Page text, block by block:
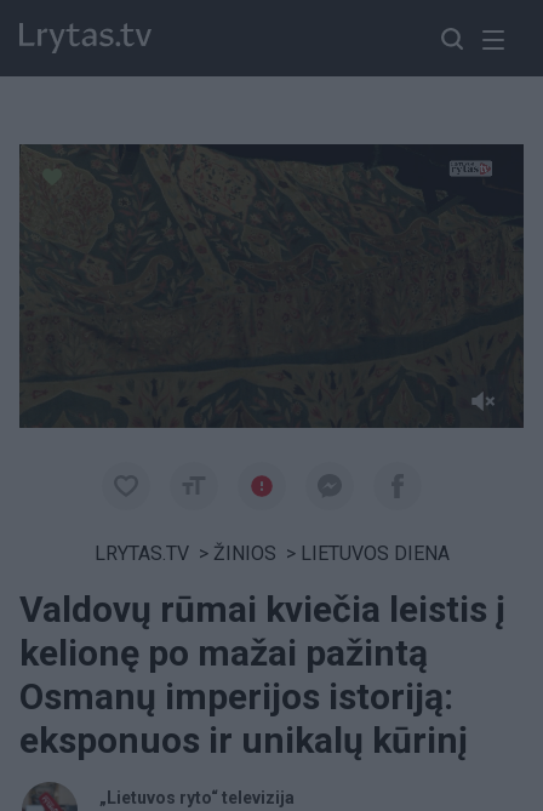
LRYTAS.TV > ŽINIOS > LIETUVOS DIENA
Valdovų rūmai kviečia leistis į
kelionę po mažai pažintą
Osmanų imperijos istoriją:
eksponuos ir unikalų kūrinį
„Lietuvos ryto“ televizija